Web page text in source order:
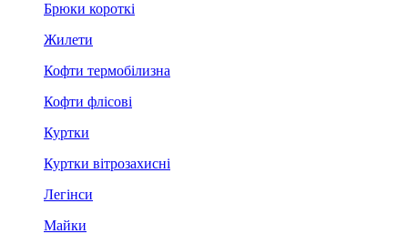
Брюки короткі
Жилети
Кофти термобілизна
Кофти флісові
Куртки
Куртки вітрозахисні
Легінси
Майки